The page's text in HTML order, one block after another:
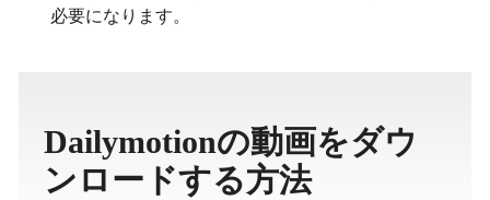
必要になります。
Dailymotionの動画をダウ
ンロードする方法